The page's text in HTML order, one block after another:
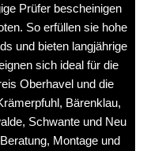
Prüfer bescheinigen
So erfüllen sie hohe
und bieten langjährige
sich ideal für die
Oberhavel und die
Bärenklau,
Schwante und Neu
Montage und